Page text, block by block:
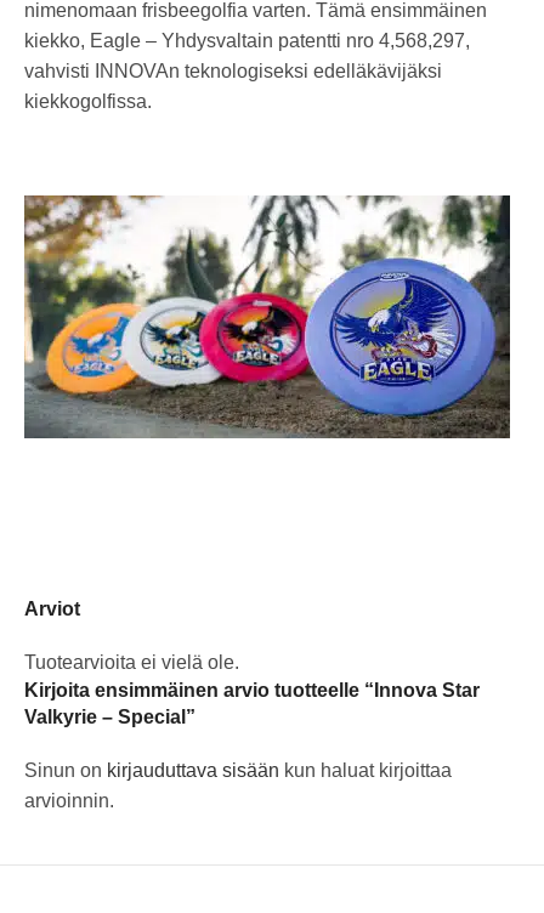
nimenomaan frisbeegolfia varten. Tämä ensimmäinen
kiekko, Eagle – Yhdysvaltain patentti nro 4,568,297,
vahvisti INNOVAn teknologiseksi edelläkävijäksi
kiekkogolfissa.
Arviot
Tuotearvioita ei vielä ole.
Kirjoita ensimmäinen arvio tuotteelle “Innova Star
Valkyrie – Special”
Sinun on kirjauduttava sisään kun haluat kirjoittaa
arvioinnin.